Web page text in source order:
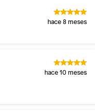
hace 8 meses
hace 10 meses